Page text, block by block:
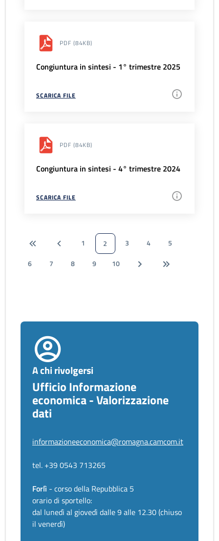
PDF (84KB)
Congiuntura in sintesi - 1° trimestre 2025
SCARICA FILE
PDF (84KB)
Congiuntura in sintesi - 4° trimestre 2024
SCARICA FILE
1 2 3 4
5
6
7 8 9 10
A chi rivolgersi
Ufficio Informazione
economica - Valorizzazione
dati
informazioneeconomica@romagna.camcom.it
tel. +39 0543 713265
Forlì - corso della Repubblica 5
orario di sportello:
dal lunedì al giovedì dalle 9 alle 12.30 (chiuso
il venerdì)